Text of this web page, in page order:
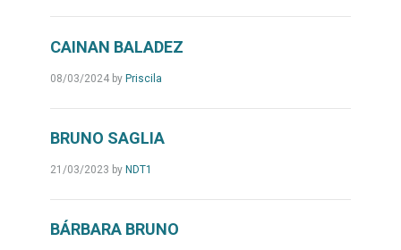
CAINAN BALADEZ
08/03/2024by Priscila
BRUNO SAGLIA
21/03/2023 by NDT1
BÁRBARA BRUNO